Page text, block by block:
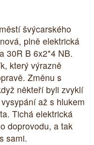
švýcarského
plně elektrická
30R B 6x2*4 NB.
který výrazně
Změnu s
někteří byli zvyklí
až s hlukem
Tichá elektrická
doprovodu, a tak
sami.